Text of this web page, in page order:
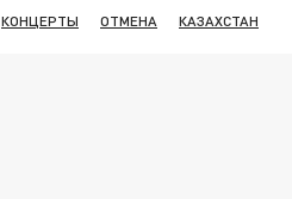
КОНЦЕРТЫ ОТМЕНА КАЗАХСТАН